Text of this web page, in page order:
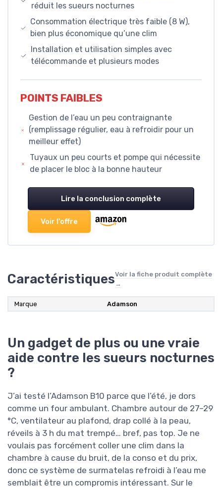
réduit les sueurs nocturnes
Consommation électrique très faible (8 W),
bien plus économique qu’une clim
Installation et utilisation simples avec
télécommande et plusieurs modes
POINTS FAIBLES
Gestion de l’eau un peu contraignante
(remplissage régulier, eau à refroidir pour un
meilleur effet)
Tuyaux un peu courts et pompe qui nécessite
de placer le bloc à la bonne hauteur
Lire la conclusion complète
Voir l'offre
CaractéristiquesVoir la fiche produit complète
→
Marque Adamson
Un gadget de plus ou une vraie
aide contre les sueurs nocturnes
?
J’ai testé l’Adamson B10 parce que l’été, je dors
comme un four ambulant. Chambre autour de 27–29
°C, ventilateur au plafond, drap collé à la peau,
réveils à 3 h du mat trempé… bref, pas top. Je ne
voulais pas forcément coller une clim dans la
chambre à cause du bruit, de la conso et du prix,
donc ce système de surmatelas refroidi à l’eau me
semblait être un compromis intéressant. Sur le